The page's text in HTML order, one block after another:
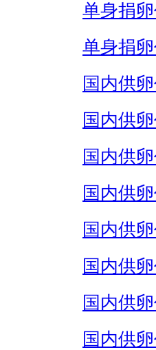
单身捐
单身捐
国内供
国内供
国内供
国内供
国内供
国内供
国内供
国内供